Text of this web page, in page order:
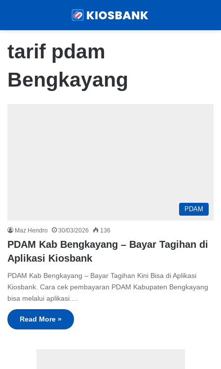
tarif pdam
Bengkayang
PDAM
Maz Hendro 30/03/2026 136
PDAM Kab Bengkayang – Bayar Tagihan di
Aplikasi Kiosbank
PDAM Kab Bengkayang – Bayar Tagihan Kini Bisa di Aplikasi
Kiosbank. Cara cek pembayaran PDAM Kabupaten Bengkayang
bisa melalui aplikasi.…
Read More »